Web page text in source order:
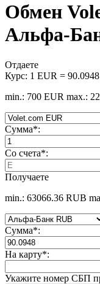
Обмен
Альфа-
Отдаете
Курс: 1 EUR =
min.: 700 EUR max.:
Сумма*:
Со счета*:
Получаете
min.: 63066.36 RUB
Сумма*:
На карту*:
Укажите номер СБП